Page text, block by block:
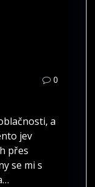
0
a
jev
přes
se mi s